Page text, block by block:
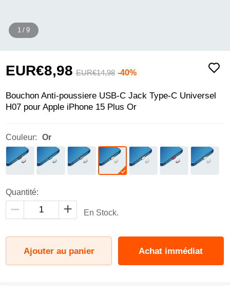
1 / 9
EUR€8,98 EUR€14,98 -40%
Bouchon Anti-poussiere USB-C Jack Type-C Universel
H07 pour Apple iPhone 15 Plus Or
Couleur: Or
Quantité:
En Stock.
Ajouter au panier Achat immédiat